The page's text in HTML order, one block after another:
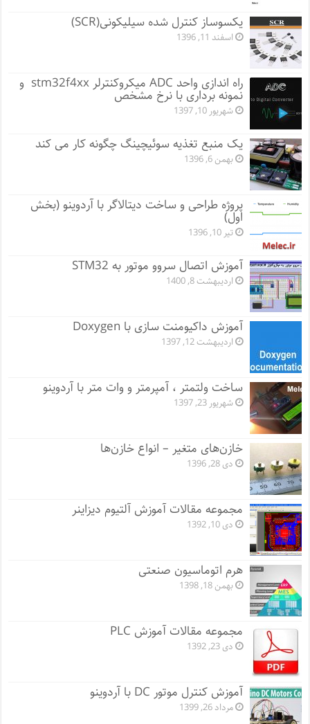
یکسوساز کنترل شده سیلیکونی(SCR)
اسفند 11, 1396
راه اندازی واحد ADC میکروکنترلر stm32f4xx و
نمونه برداری با نرخ مشخص
شهریور 10, 1397
یک منبع تغذیه سوئیچینگ چگونه کار می کند
بهمن 6, 1396
پروژه طراحی و ساخت دیتالاگر با آردوینو (بخش
اول)
تیر 10, 1396
آموزش اتصال سروو موتور به STM32
اردیبهشت 8, 1400
آموزش داکیومنت سازی با Doxygen
اردیبهشت 12, 1397
ساخت ولتمتر ، آمپرمتر و وات متر با آردوینو
شهریور 23, 1397
خازن‌های متغیر – انواع خازن‌ها
دی 28, 1396
مجموعه مقالات آموزش آلتیوم دیزاینر
دی 10, 1392
هرم اتوماسیون صنعتی
بهمن 18, 1398
مجموعه مقالات آموزش PLC
دی 23, 1392
آموزش کنترل موتور DC با آردوینو
مرداد 26, 1399